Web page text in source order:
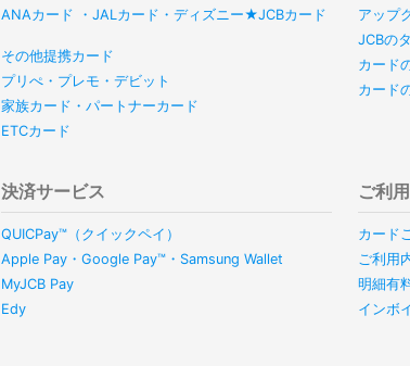
ANAカード ・JALカード・ディズニー★JCBカード
その他提携カード
プリぺ・プレモ・デビット
家族カード・パートナーカード
ETCカード
アップ
JCBの
カード
カード
決済サービス
QUICPay™（クイックペイ）
Apple Pay・Google Pay™・Samsung Wallet
MyJCB Pay
Edy
ご利
カード
ご利用
明細有
インボ